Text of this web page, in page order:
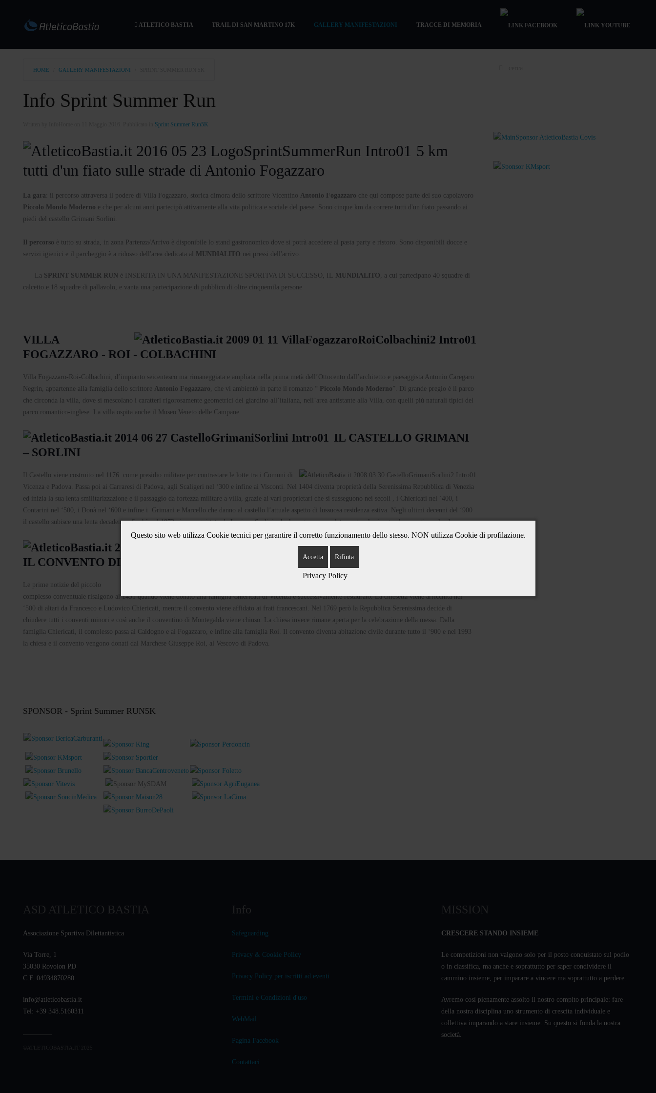
ATLETICO BASTIA TRAIL DI SAN MARTINO 17K GALLERY MANIFESTAZIONI TRACCE DI MEMORIA
HOME GALLERY MANIFESTAZIONI
Info Sprint Summer Run
Sprint Summer Run5K
5 km
tutti d'un fiato sulle strade di Antonio Fogazzaro
La gara : il percorso attraversa il podere di Villa Fogazzaro, storica dimora dello scrittore Vicentino Antonio Fogazzaro che qui compose parte del suo capolavoro
Piccolo Mondo Moderno e che per alcuni anni partecipò attivamente alla vita politica e sociale del paese. Sono cinque km da correre tutti d'un fiato passando ai
piedi del castello Grimani Sorlini.
Il percorso è tutto su strada, in zona Partenza/Arrivo è disponibile lo stand gastronomico dove si potrà accedere al pasta party e ristoro. Sono disponibili docce e
servizi igienici e il parcheggio è a ridosso dell'area dedicata al
MUNDIALITO nei pressi dell'arrivo.
La SPRINT SUMMER RUN è INSERITA IN UNA MANIFESTAZIONE SPORTIVA DI SUCCESSO, IL MUNDIALITO, a cui partecipano 40 squadre di
calcetto e 18 squadre di pallavolo, e vanta una partecipazione di pubblico di oltre cinquemila persone
VILLA
FOGAZZARO - ROI - COLBACHINI
Villa Fogazzaro-Roi-Colbachini, d’impianto seicentesco ma rimaneggiata e ampliata nella prima metà dell’Ottocento dall’architetto e paesaggista Antonio Caregaro
Negrin, appartenne alla famiglia dello scrittore Antonio Fogazzaro, che vi ambientò in parte il romanzo “ Piccolo Mondo Moderno”. Di grande pregio è il parco
che circonda la villa, dove si mescolano i caratteri rigorosamente geometrici del giardino all’italiana, nell’area antistante alla Villa, con quelli più naturali tipici del
parco romantico-inglese. La villa ospita anche il Museo Veneto delle Campane.
IL CASTELLO GRIMANI
– SORLINI
Il Castello viene costruito nel 1176 come presidio militare per contrastare le lotte tra i Comuni di
Vicenza e Padova. Passa poi ai Carraresi di Padova, agli Scaligeri nel ‘300 e infine ai Visconti. Nel 1404 diventa proprietà della Serenissima Repubblica di Venezia
ed inizia la sua lenta smilitarizzazione e il passaggio da fortezza militare a villa, grazie ai vari proprietari che si susseguono nei secoli , i Chiericati nel ‘400, i
Contarini nel ‘500, i Donà nel ‘600 e infine i Grimani e Marcello che danno al castello l’attuale aspetto di lussuosa residenza estiva. Negli ultimi decenni del ‘900
il castello subisce una lenta decadenza, finchè nel 1973 viene acquistato da Luciano Sorlini, che lo restaura completamente e lo riporta al suo antico splendore.
IL CONVENTO DI SAN MARCO
Le prime notizie del piccolo
complesso conventuale risalgono al 1451 quando viene donato alla famiglia Chiericati di Vicenza e successivamente restaurato. La chiesetta viene arricchita nel
‘500 di altari da Francesco e Ludovico Chiericati, mentre il convento viene affidato ai frati francescani. Nel 1769 però la Repubblica Serenissima decide di
chiudere tutti i conventi minori e così anche il conventino di Montegalda viene chiuso. La chiesa invece rimane aperta per la celebrazione della messa. Dalla
famiglia Chiericati, il complesso passa ai Caldogno e ai Fogazzaro, e infine alla famiglia Roi. Il convento diventa abitazione civile durante tutto il ‘900 e nel 1993
la chiesa e il convento vengono donati dal Marchese Giuseppe Roi, al Vescovo di Padova.
SPONSOR - Sprint Summer RUN5K
ASD ATLETICO BASTIA
Associazione Sportiva Dilettantistica
Via Torre, 1
35030 Rovolon PD
C.F. 04934870280
info@atleticobastia.it
Tel: +39 348.5160311
©ATLETICOBASTIA.IT 2025
Info
Safeguarding
Privacy & Cookie Policy
Privacy Policy per iscritti ad eventi
Termini e Condizioni d'uso
WebMail
Pagina Facebook
Contattaci
MISSION
CRESCERE STANDO INSIEME
Le competizioni non valgono solo per il posto conquistato sul podio
o in classifica, ma anche e soprattutto per saper condividere il
cammino insieme, per imparare a vincere ma soprattutto a perdere.
Avremo così pienamente assolto il nostro compito principale: fare
della nostra disciplina uno strumento di crescita individuale e
collettiva imparando a stare insieme. Su questo si fonda la nostra
società.
Questo sito web utilizza Cookie tecnici per garantire il corretto funzionamento dello stesso. NON utilizza Cookie di profilazione.
Accetta Rifiuta
Privacy Policy